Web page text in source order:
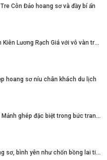
Côn Đảo hoang sơ và đầy bí ẩn
Khuấy đảo Ba Hòn Đầm Kiên Lương Rạch Giá với vô vàn trải nghiệm
hoang sơ níu chân khách du lịch
Khám phá Bình Hưng - Mảnh ghép đặc biệt trong bức tranh Tứ Bình tại Nha Trang
Bình Lập - Vẻ đẹp hoang sơ, bình yên như chốn bồng lai tiên cảnh